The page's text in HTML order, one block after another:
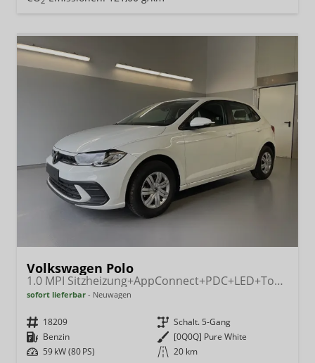
Volkswagen Polo
1.0 MPI Sitzheizung+AppConnect+PDC+LED+Touch+Lichtsensor+MultiLenkrad
sofort lieferbar Neuwagen
Fahrzeugnr. 18209 Getriebe Schalt. 5-Gang
Kraftstoff Benzin Außenfarbe [0Q0Q] Pure White
Leistung 59 kW (80 PS) Kilometerstand 20 km